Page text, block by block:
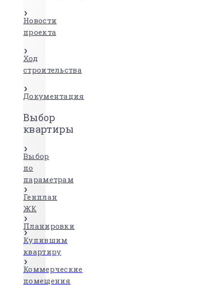
Новости
проекта
Ход
строительства
Документация
Выбор
квартиры
Выбор
по
параметрам
Генплан
ЖК
Планировки
Купившим
квартиру
Коммерческие
помещения